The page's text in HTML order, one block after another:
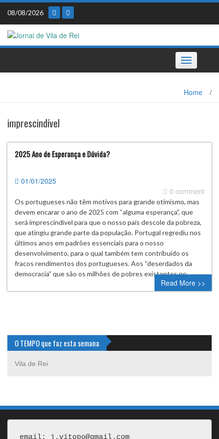
Skip
content
08/08/2026
Toggle
navigation
Home /
imprescindível
2025 Ano de Esperança e Dúvida?
01/01/2025
0 comment
Os portugueses não têm motivos para grande otimismo, mas
devem encarar o ano de 2025 com “alguma esperança”, que
será imprescindível para que o nosso país descole da pobreza,
que atingiu grande parte da população. Portugal regrediu nos
últimos anos em padrões essenciais para o nosso
desenvolvimento, para o qual também tem contribuído os
fracos rendimentos dos portugueses. Aos “deserdados da
democracia” que são os milhões de pobres existentes no…
Read More >>
O TEMPO que faz esta semana
Vila de Rei